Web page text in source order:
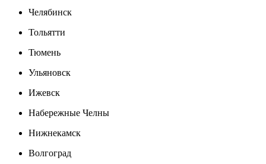
Челябинск
Тольятти
Тюмень
Ульяновск
Ижевск
Набережные Челны
Нижнекамск
Волгоград